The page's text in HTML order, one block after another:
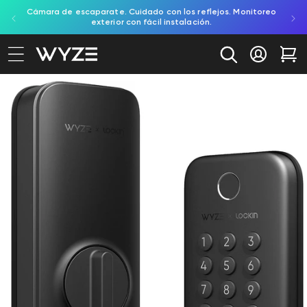
al contenido
de accesibilidad
Cámara de escaparate. Cuidado con los reflejos. Monitoreo
exterior con fácil instalación.
Iniciar
la información del producto